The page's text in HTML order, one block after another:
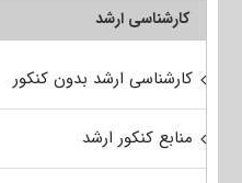
کارشناسی ارشد
کارشناسی ارشد بدون کنکور
منابع کنکور ارشد